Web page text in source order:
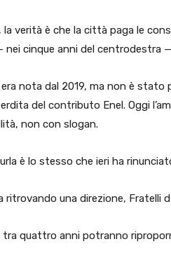
la verità è che la città paga le
nei cinque anni del centrodestra
era nota dal 2019, ma non è
del contributo Enel. Oggi
non con slogan.
è lo stesso che ieri ha
ritrovando una direzione, Fratelli
tra quattro anni potranno